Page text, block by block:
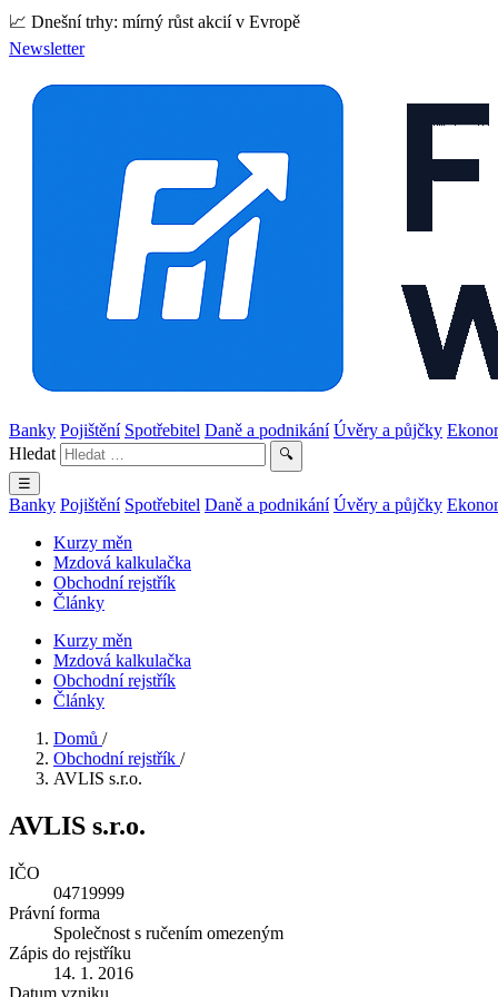
📈 Dnešní trhy: mírný růst akcií v Evropě
Newsletter
Banky Pojištění Spotřebitel Daně a podnikání Úvěry a půjčky
Hledat
🔍
☰
Banky Pojištění Spotřebitel Daně a podnikání Úvěry a půjčky
Kurzy měn
Mzdová kalkulačka
Obchodní rejstřík
Články
Kurzy měn
Mzdová kalkulačka
Obchodní rejstřík
Články
Domů /
Obchodní rejstřík /
AVLIS s.r.o.
AVLIS s.r.o.
IČO
04719999
Právní forma
Společnost s ručením omezeným
Zápis do rejstříku
14. 1. 2016
Datum vzniku